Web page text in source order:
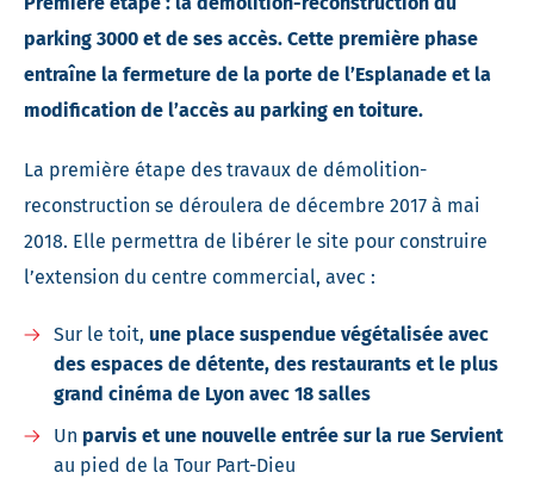
parking 3000 et de ses accès. Cette première phase
entraîne la fermeture de la porte de l’Esplanade et la
modification de l’accès au parking en toiture.
La première étape des travaux de démolition-
reconstruction se déroulera de décembre 2017 à mai
2018. Elle permettra de libérer le site pour construire
l’extension du centre commercial, avec :
Sur le toit, une place suspendue végétalisée avec
des espaces de détente, des restaurants et le plus
grand cinéma de Lyon avec 18 salles
Un parvis et une nouvelle entrée sur la rue Servient
au pied de la Tour Part-Dieu